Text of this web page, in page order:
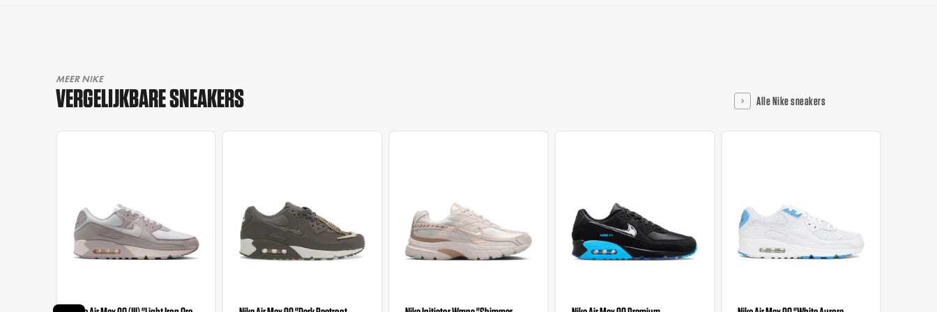
MEER NIKE
VERGELIJKBARE SNEAKERS Alle Nike sneakers